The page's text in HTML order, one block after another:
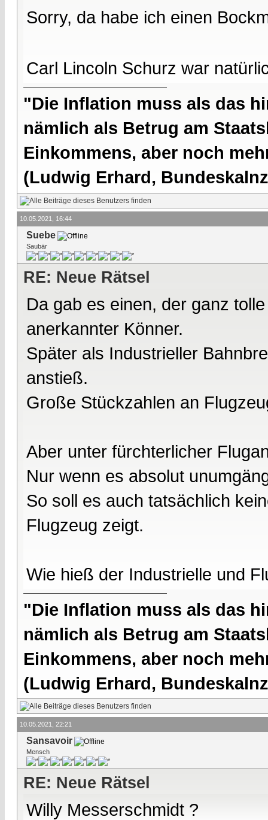
Sorry, da habe ich einen
Carl Lincoln Schurz war
"Die Inflation muss als das
nämlich als Betrug am
Einkommens, aber noch
(Ludwig Erhard,
10.05.2021, 16:44
Suebe
Saubär
RE: Neue Rätsel
Da gab es einen, der ganz
anerkannter Könner.
Später als Industrieller
anstieß.
Große Stückzahlen an
Aber unter fürchterlicher
Nur wenn es absolut
So soll es auch tatsächlich
Flugzeug zeigt.
Wie hieß der Industrielle und
"Die Inflation muss als das
nämlich als Betrug am
Einkommens, aber noch
(Ludwig Erhard,
10.05.2021, 22:21
Sansavoir
Mensch
RE: Neue Rätsel
Willy Messerschmidt ?